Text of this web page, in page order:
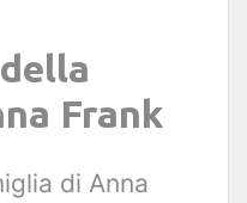
Frank
di Anna